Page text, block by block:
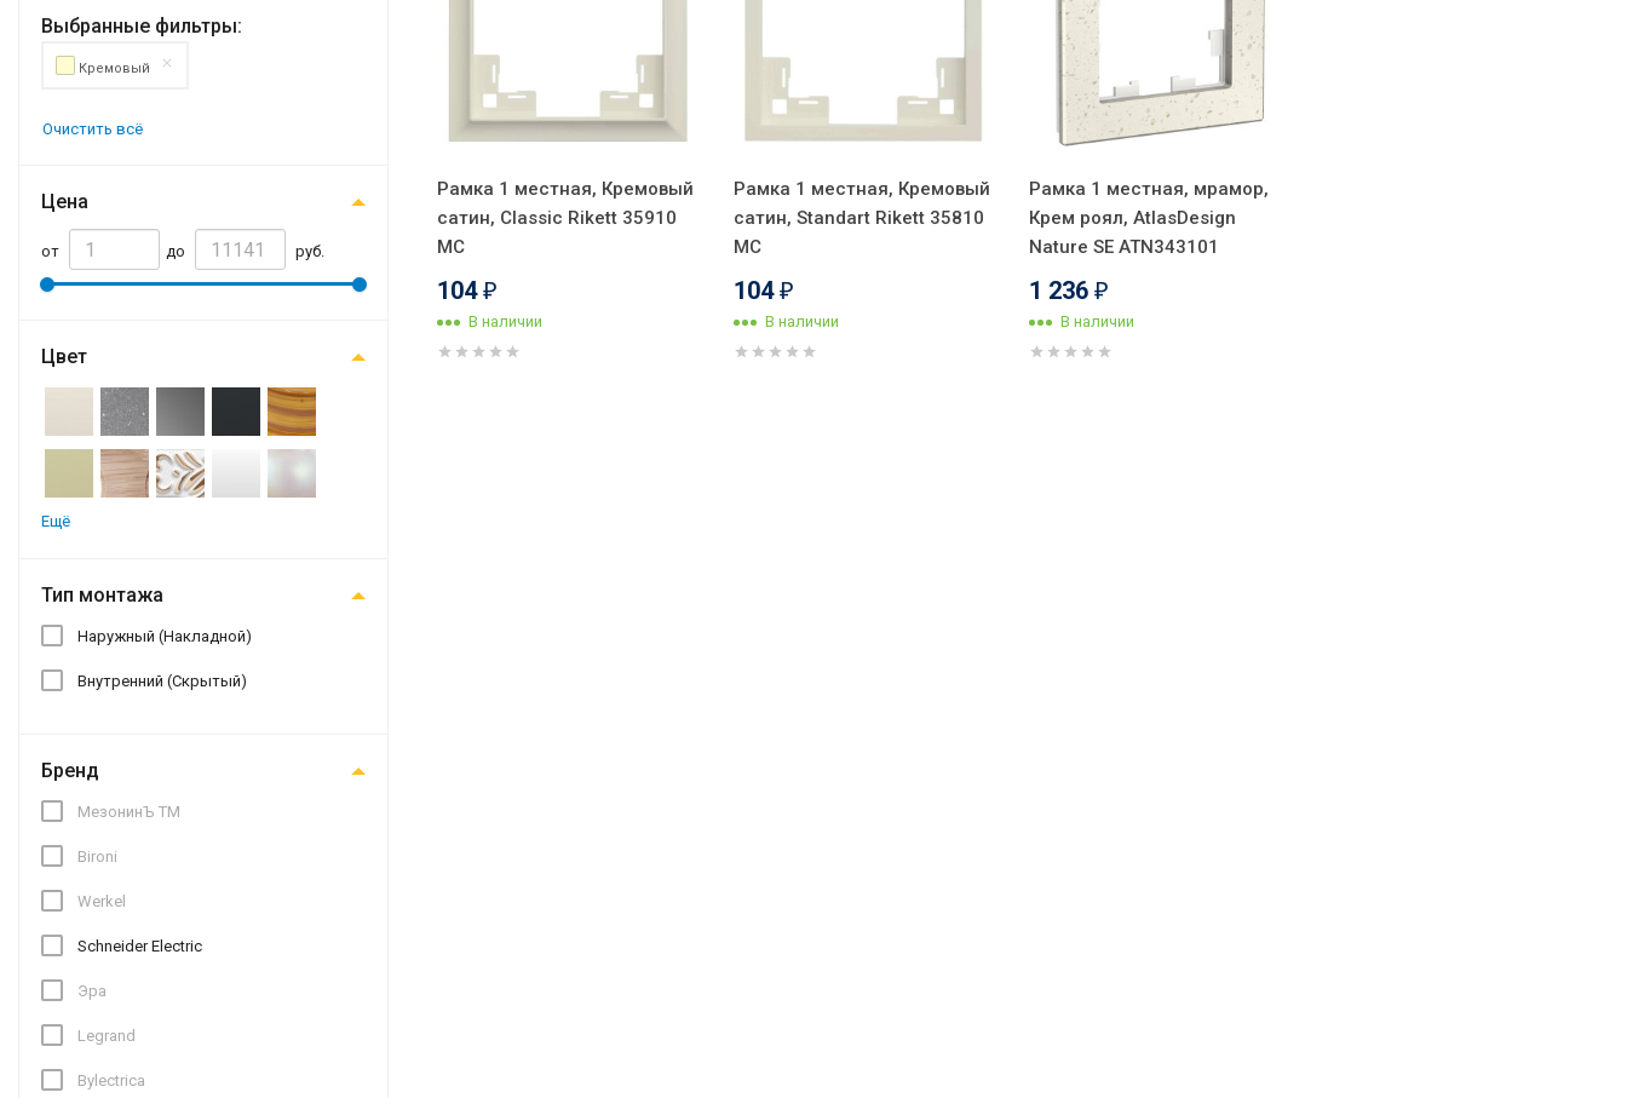
Выбранные фильтры:
Кремовый
Очистить всё
Цена
от до руб.
Цвет
Ещё
Тип монтажа
Наружный (Накладной)
Внутренний (Скрытый)
Бренд
МезонинЪ ТМ
Bironi
Werkel
Schneider Electric
Эра
Legrand
Bylectrica
Рамка 1 местная, Кремовый
сатин, Classic Rikett 35910
MC
104 ₽
В наличии
Рамка 1 местная, Кремовый
сатин, Standart Rikett 35810
MC
104 ₽
В наличии
Рамка 1 местная, мрамор,
Крем роял, AtlasDesign
Nature SE ATN343101
1 236 ₽
В наличии